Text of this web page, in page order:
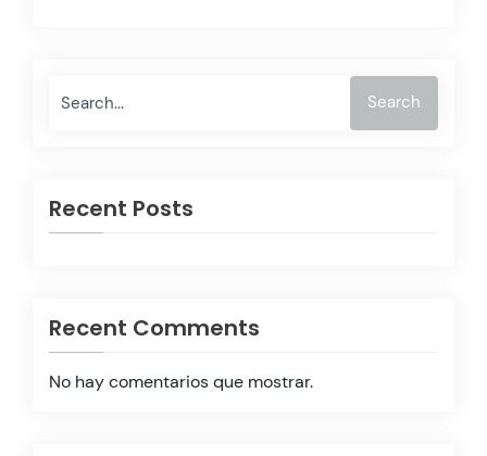
Search
Recent Posts
Recent Comments
No hay comentarios que mostrar.